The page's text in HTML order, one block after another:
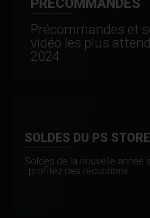
Précommandes et
vidéo les plus
2024
SOLDES DU PS STORE
Soldes de la nouvelle année
: profitez des réductions